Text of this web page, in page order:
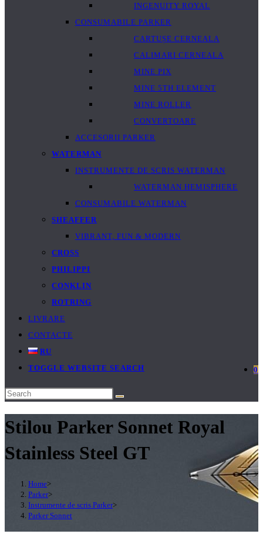
INGENUITY ROYAL
CONSUMABILE PARKER
CARTUȘE CERNEALA
CALIMARI CERNEALA
MINE PIX
MINE 5TH ELEMENT
MINE ROLLER
CONVERTOARE
ACCESORII PARKER
WATERMAN
INSTRUMENTE DE SCRIS WATERMAN
WATERMAN HEMISPHERE
CONSUMABILE WATERMAN
SHEAFFER
VIBRANT, FUN & MODERN
CROSS
PHILIPPI
CONKLIN
ROTRING
LIVRARE
CONTACTE
RU
0
TOGGLE WEBSITE SEARCH
Stilou Parker Sonnet Royal
Stainless Steel GT
Home>
Parker>
Instrumente de scris Parker>
Parker Sonnet